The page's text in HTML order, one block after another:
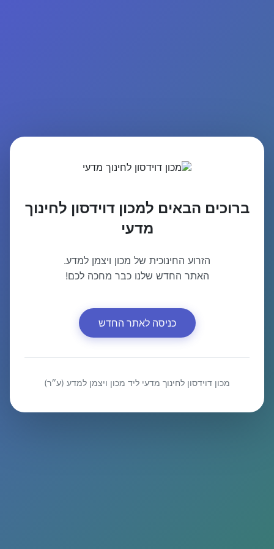
ברוכים הבאים למכון דוידסון לחינוך
מדעי
הזרוע החינוכית של מכון ויצמן למדע.
האתר החדש שלנו כבר מחכה לכם!
כניסה לאתר החדש
מכון דוידסון לחינוך מדעי ליד מכון ויצמן למדע (ע״ר)